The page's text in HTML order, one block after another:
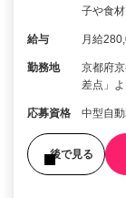
子や食
給与 月給
勤務地
京都府
差点」
応募資格 中型自
後で見る